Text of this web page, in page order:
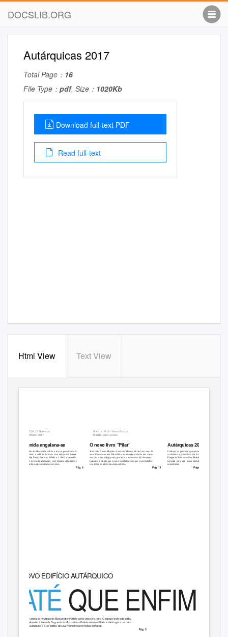
DOCSLIB.ORG
Autárquicas 2017
Total Page： 16
File Type： pdf, Size： 1020Kb
Download full-text PDF
Read full-text
Html View Text View
Ano III Nr.23 Bimestral
SETEMBRO 2017
Director: Pedro Santos Pereira
Distribuição Gratuita
Avenida engalana-se O novo livro “Pilar” Autárquicas 2017
A Avenida de Moscavide voltou a ser, no passado dia 9
de setembro, a anfitriã de mais uma edição do Sunset
Moscavide Party. Entre as 16h00 e a 1h00, a Avenida
foi palco de muita animação, com música, atividades e
inúmeras lojas que aderiram ao evento.
José Luís Nunes Martins viveu em Moscavide até aos seus 30
anos. Formou-se em Filosofia e atualmente trabalha em comu-
nicação e marketing e em gestão e planeamento de desastres.
Contudo, a paixão que o une à escrita faz com que o seu trabalho
e os livros se aliem na união perfeita.
Conheça as principais propostas dos
candidatos à presidência da Junta de
Freguesia de Moscavide e Portela, um
especial para que possa decidir em
consciência.
Pág. 6 Pág. 11 Págs. 14 a 19
NOVO EDIFÍCIO AUTÁRQUICO
ATÉQUE ENFIM
A zona central da freguesia de Moscavide e Portela vai ter uma cara nova. O espaço onde está sedia-
da, atualmente, a Junta de Freguesia de Moscavide e Portela será reabilitado e dará lugar a um novo
edifício autárquico e a um edifico da Cruz Vermelha com muitas valências.
Pág. 3